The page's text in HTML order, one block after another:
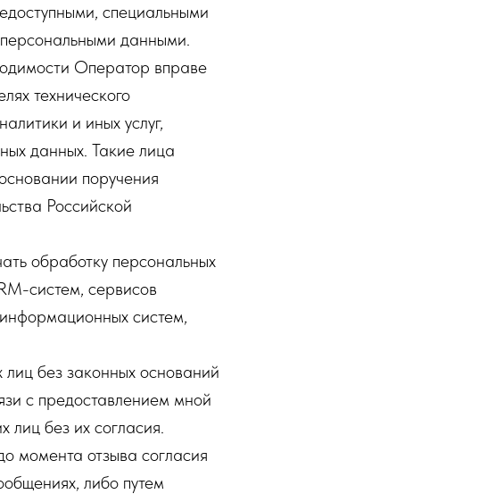
специальными
данными.
Оператор вправе
технического
и иных услуг,
данных. Такие лица
поручения
Российской
обработку персональных
систем, сервисов
систем,
лиц без законных оснований
с предоставлением мной
лиц без их согласия.
момента отзыва согласия
либо путем